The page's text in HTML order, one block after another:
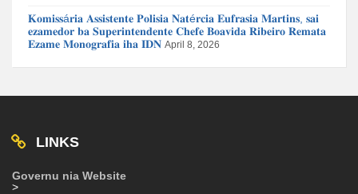
𝐊𝐨𝐦𝐢𝐬𝐬á𝐫𝐢𝐚 𝐀𝐬𝐬𝐢𝐬𝐭𝐞𝐧𝐭𝐞 𝐏𝐨𝐥𝐢𝐬𝐢𝐚 𝐍𝐚𝐭é𝐫𝐜𝐢𝐚 𝐄𝐮𝐟𝐫𝐚𝐬𝐢𝐚 𝐌𝐚𝐫𝐭𝐢𝐧𝐬, 𝐬𝐚𝐢
𝐞𝐳𝐚𝐦𝐞𝐝𝐨𝐫 𝐛𝐚 𝐒𝐮𝐩𝐞𝐫𝐢𝐧𝐭𝐞𝐧𝐝𝐞𝐧𝐭𝐞 𝐂𝐡𝐞𝐟𝐞 𝐁𝐨𝐚𝐯𝐢𝐝𝐚 𝐑𝐢𝐛𝐞𝐢𝐫𝐨 𝐑𝐞𝐦𝐚𝐭𝐚
𝐄𝐳𝐚𝐦𝐞 𝐌𝐨𝐧𝐨𝐠𝐫𝐚𝐟𝐢𝐚 𝐢𝐡𝐚 𝐈𝐃𝐍 April 8, 2026
LINKS
Governu nia Website
>